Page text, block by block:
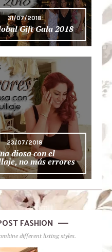
31/07/2018
Gift Gala 2018
23/07/2018
diosa con el
no más errores
FASHION
different listing styles.